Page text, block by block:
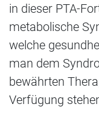
in dieser PTA-
metabolische
welche
man dem
bewährten
Verfügung